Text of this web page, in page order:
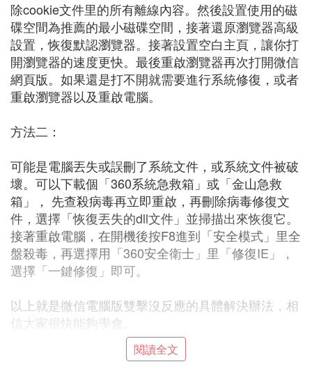
除cookie文件里的所有離線內容。然後設置使用的磁
碟空間為推薦的最小磁碟空間，接著還原瀏覽器高級
設置，恢復默認瀏覽器。接著設置空白主頁，讓你打
開瀏覽器的速度更快。最後重啟瀏覽器再次打開微信
網頁版。如果還是打不開就需要進行系統修復，或者
重啟瀏覽器以及重啟電腦。
方法二：
可能是電腦丟失或誤刪了系統文件，或系統文件被破
壞。可以下載個「360系統急救箱」或「金山急救
箱」， 先查殺病毒再立即重啟，再刪除病毒修復文
件，選擇「恢復丟失的dll文件」並掃描出來恢復它。
接著重啟電腦，在開機後按F8進到「安全模式」里全
盤殺毒，再選擇用「360安全衛士」里「修復IE」，
選擇「一鍵修復」即可。
以上就是微信電腦版雙擊沒反應的具體解決辦法，相
信大家很快能夠學會。
本文章基於Dell品牌、Windows 10系統、微信 2.9.5.
閱讀全文